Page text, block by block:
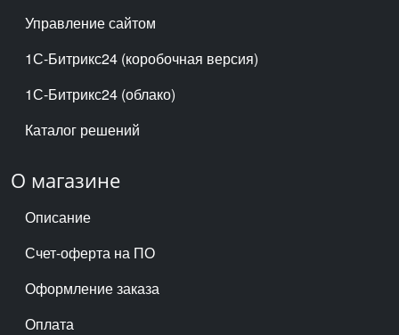
Управление сайтом
1С-Битрикс24 (коробочная версия)
1С-Битрикс24 (облако)
Каталог решений
О магазине
Описание
Счет-оферта на ПО
Оформление заказа
Оплата